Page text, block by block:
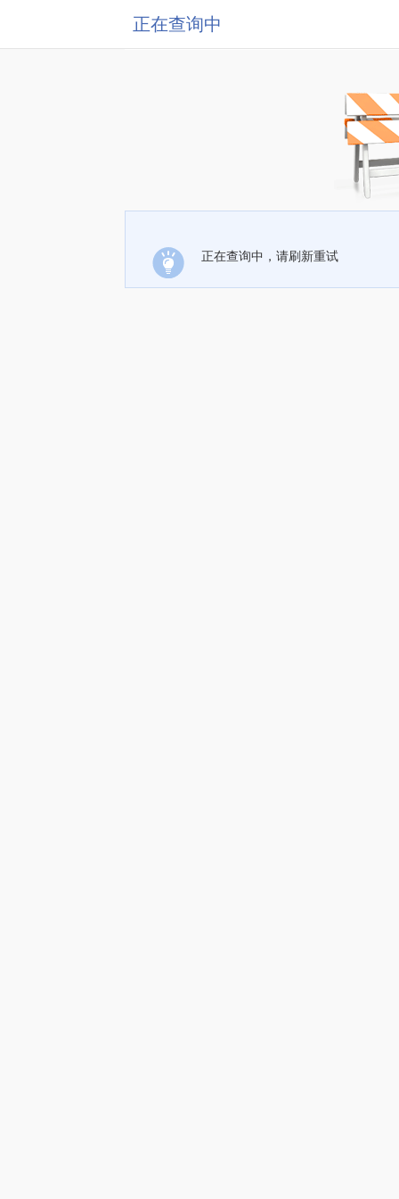
正在查询中
正在查询中，请刷新重试